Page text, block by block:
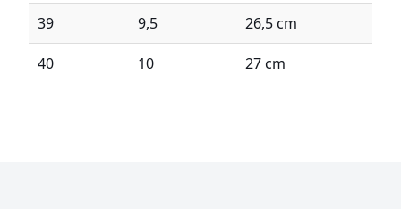
39 9,5 26,5 cm
40 10 27 cm